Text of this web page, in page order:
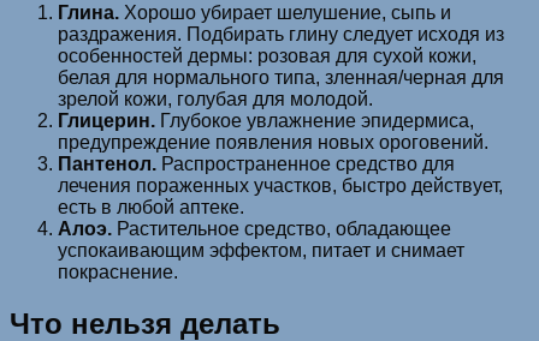
Глина. Хорошо убирает шелушение, сыпь и
раздражения. Подбирать глину следует исходя из
особенностей дермы: розовая для сухой кожи,
белая для нормального типа, зленная/черная для
зрелой кожи, голубая для молодой.
Глицерин. Глубокое увлажнение эпидермиса,
предупреждение появления новых ороговений.
Пантенол. Распространенное средство для
лечения пораженных участков, быстро действует,
есть в любой аптеке.
Алоэ. Растительное средство, обладающее
успокаивающим эффектом, питает и снимает
покраснение.
Что нельзя делать